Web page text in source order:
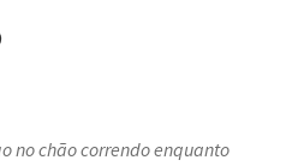
no chão correndo enquanto